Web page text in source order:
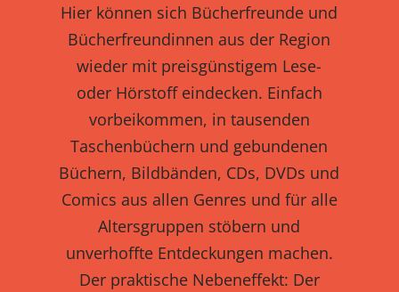
Hier können sich Bücherfreunde und
Bücherfreundinnen aus der Region
wieder mit preisgünstigem Lese-
oder Hörstoff eindecken. Einfach
vorbeikommen, in tausenden
Taschenbüchern und gebundenen
Büchern, Bildbänden, CDs, DVDs und
Comics aus allen Genres und für alle
Altersgruppen stöbern und
unverhoffte Entdeckungen machen.
Der praktische Nebeneffekt: Der